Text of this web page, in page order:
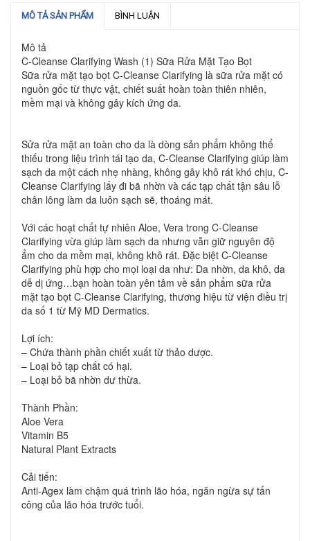
MÔ TẢ SẢN PHẨM BÌNH LUẬN
Mô tả
C-Cleanse Clarifying Wash (1) Sữa Rửa Mặt Tạo Bọt
Sữa rửa mặt tạo bọt C-Cleanse Clarifying là sữa rửa mặt có
nguồn gốc từ thực vật, chiết suất hoàn toàn thiên nhiên,
mềm mại và không gây kích ứng da.
Sửa rửa mặt an toàn cho da là dòng sản phẩm không thể
thiếu trong liệu trình tái tạo da, C-Cleanse Clarifying giúp làm
sạch da một cách nhẹ nhàng, không gây khô rát khó chịu, C-
Cleanse Clarifying lấy đi bã nhờn và các tạp chất tận sâu lỗ
chân lông làm da luôn sạch sẽ, thoáng mát.
Với các hoạt chất tự nhiên Aloe, Vera trong C-Cleanse
Clarifying vừa giúp làm sạch da nhưng vẫn giữ nguyên độ
ẩm cho da mềm mại, không khô rát. Đặc biệt C-Cleanse
Clarifying phù hợp cho mọi loại da như: Da nhờn, da khô, da
dễ dị ứng…bạn hoàn toàn yên tâm về sản phẩm sữa rửa
mặt tạo bọt C-Cleanse Clarifying, thương hiệu từ viện điều trị
da số 1 từ Mỹ MD Dermatics.
Lợi ích:
– Chứa thành phần chiết xuất từ thảo dược.
– Loại bỏ tạp chất có hại.
– Loại bỏ bã nhờn dư thừa.
Thành Phần:
Aloe Vera
Vitamin B5
Natural Plant Extracts
Cải tiến:
Anti-Agex làm chậm quá trình lão hóa, ngăn ngừa sự tấn
công của lão hóa trước tuổi.